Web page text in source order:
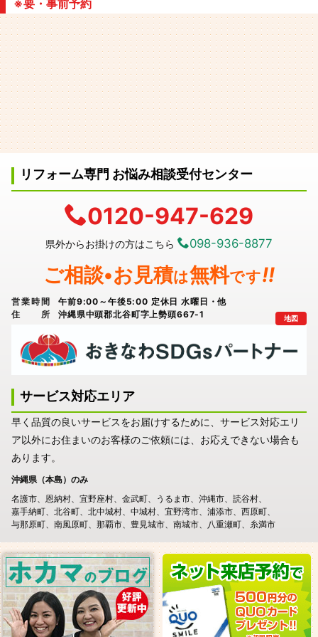
※要・事前予約
リフォーム専門 お悩み相談受付センター
0120-947-629
県外からお掛けの方はこちら 098-936-8877
ご相談•お見積は無料です!!
営業時間
午前9:00～午後5:00 定休日 水曜日・他
住所
沖縄県中頭郡北谷町字上勢頭667-1 地図
サービス対応エリア
早く品質の良いサービスをお届けするために、サービス対応エリ
ア以外にお住まいのお客様のご依頼には、お応えできない場合も
あります。
沖縄県（本島）のみ
名護市
恩納村 宜野座村 金武町 うるま市 沖縄市
読谷村
嘉手納町
北谷町 北中城村 中城村 宜野湾市 浦添市
西原町
与那原町
南風原町 那覇市 豊見城市 南城市 八重瀬町 糸満市